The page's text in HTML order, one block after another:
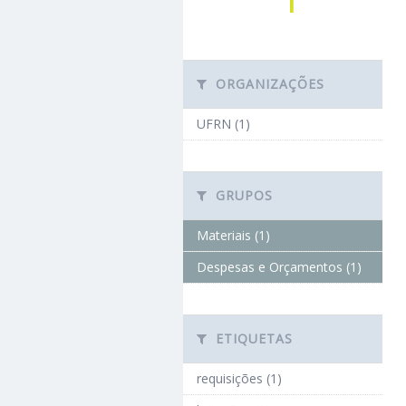
ORGANIZAÇÕES
UFRN (1)
GRUPOS
Materiais (1)
Despesas e Orçamentos (1)
ETIQUETAS
requisições (1)